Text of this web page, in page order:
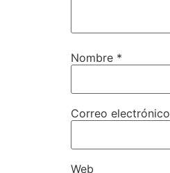
Nombre *
Correo electrónico
Web